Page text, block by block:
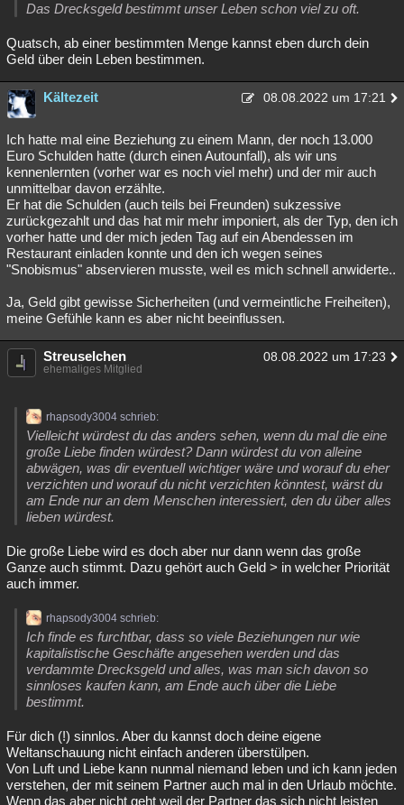
Das Drecksgeld bestimmt unser Leben schon viel zu oft.
Quatsch, ab einer bestimmten Menge kannst eben durch dein
Geld über dein Leben bestimmen.
Kältezeit 08.08.2022 um 17:21
Ich hatte mal eine Beziehung zu einem Mann, der noch 13.000
Euro Schulden hatte (durch einen Autounfall), als wir uns
kennenlernten (vorher war es noch viel mehr) und der mir auch
unmittelbar davon erzählte.
Er hat die Schulden (auch teils bei Freunden) sukzessive
zurückgezahlt und das hat mir mehr imponiert, als der Typ, den ich
vorher hatte und der mich jeden Tag auf ein Abendessen im
Restaurant einladen konnte und den ich wegen seines
"Snobismus" abservieren musste, weil es mich schnell anwiderte..
Ja, Geld gibt gewisse Sicherheiten (und vermeintliche Freiheiten),
meine Gefühle kann es aber nicht beeinflussen.
Streuselchen 08.08.2022 um 17:23
ehemaliges Mitglied
rhapsody3004 schrieb:
Vielleicht würdest du das anders sehen, wenn du mal die eine
große Liebe finden würdest? Dann würdest du von alleine
abwägen, was dir eventuell wichtiger wäre und worauf du eher
verzichten und worauf du nicht verzichten könntest, wärst du
am Ende nur an dem Menschen interessiert, den du über alles
lieben würdest.
Die große Liebe wird es doch aber nur dann wenn das große
Ganze auch stimmt. Dazu gehört auch Geld > in welcher Priorität
auch immer.
rhapsody3004 schrieb:
Ich finde es furchtbar, dass so viele Beziehungen nur wie
kapitalistische Geschäfte angesehen werden und das
verdammte Drecksgeld und alles, was man sich davon so
sinnloses kaufen kann, am Ende auch über die Liebe
bestimmt.
Für dich (!) sinnlos. Aber du kannst doch deine eigene
Weltanschauung nicht einfach anderen überstülpen.
Von Luft und Liebe kann nunmal niemand leben und ich kann jeden
verstehen, der mit seinem Partner auch mal in den Urlaub möchte.
Wenn das aber nicht geht weil der Partner das sich nicht leisten